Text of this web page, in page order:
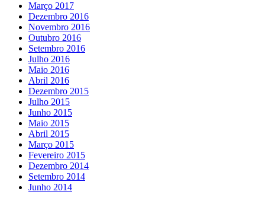
Março 2017
Dezembro 2016
Novembro 2016
Outubro 2016
Setembro 2016
Julho 2016
Maio 2016
Abril 2016
Dezembro 2015
Julho 2015
Junho 2015
Maio 2015
Abril 2015
Março 2015
Fevereiro 2015
Dezembro 2014
Setembro 2014
Junho 2014